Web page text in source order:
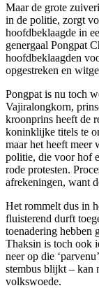
Maar de grote
in de politie, zorgt
hoofdbeklaagde in
genergaal Pongpat
hoofdbeklaagden
opgestreken en
Pongpat is nu toch
Vajiralongkorn,
kroonprins heeft de
koninklijke titels te
maar het heeft meer
politie, die voor hof
rode protesten.
afrekeningen, want
Het rommelt dus in
fluisterend durft
toenadering hebben
Thaksin is toch ook
neer op die
stembus blijkt – kan
volkswoede.